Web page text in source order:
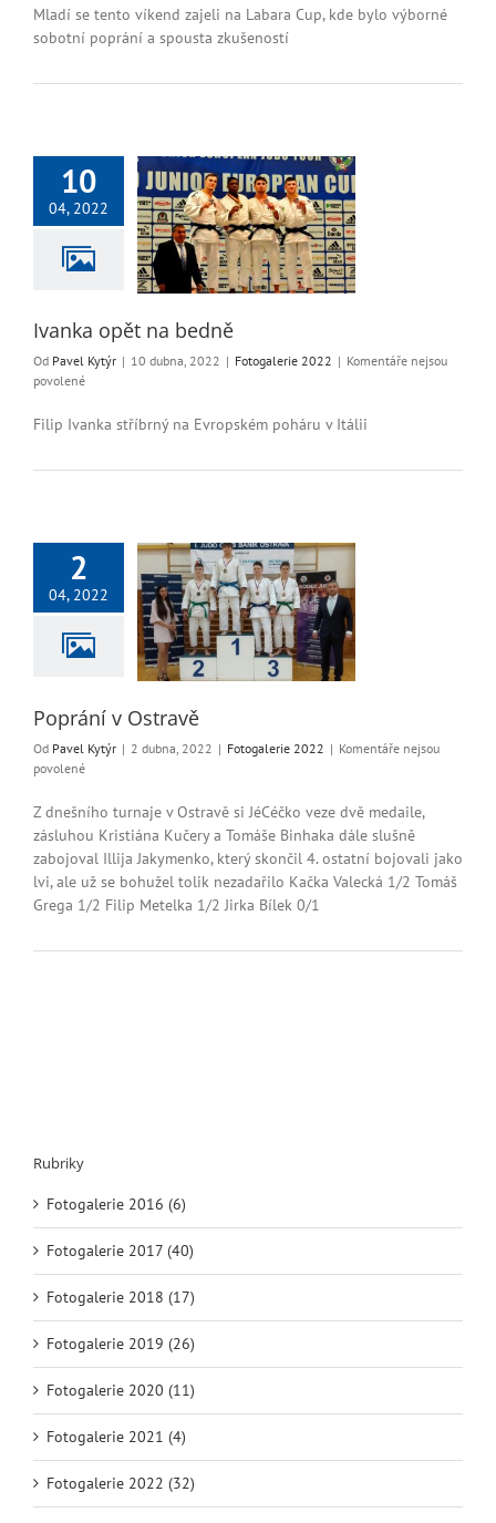
s
názvem
LABARA
Mladí se tento víkend zajeli na Labara Cup, kde bylo výborné
sobotní poprání a spousta zkušeností
10
04, 2022
2022
Ivanka opět na bedně
Od Pavel Kytýr | 10 dubna, 2022 | Fotogalerie 2022 | Komentáře nejsou
povolenéu
s
Filip Ivanka stříbrný na Evropském poháru v Itálii
2
04, 2022
2022
Poprání v Ostravě
Od Pavel Kytýr | 2 dubna, 2022 | Fotogalerie 2022 | Komentáře nejsou
povolenéu
s
názvem
Poprání
v
Ostravě
Z dnešního turnaje v Ostravě si JéCéčko veze dvě medaile,
zásluhou Kristiána Kučery a Tomáše Binhaka dále slušně
zabojoval Illija Jakymenko, který skončil 4. ostatní bojovali jako
lvi, ale už se bohužel tolik nezadařilo Kačka Valecká 1/2 Tomáš
Grega 1/2 Filip Metelka 1/2 Jirka Bílek 0/1
Rubriky
Fotogalerie 2016 (6)
Fotogalerie 2017 (40)
Fotogalerie 2018 (17)
Fotogalerie 2019 (26)
Fotogalerie 2020 (11)
Fotogalerie 2021 (4)
Fotogalerie 2022 (32)